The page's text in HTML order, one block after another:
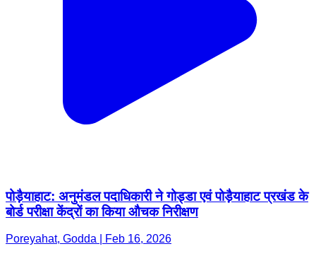
पोड़ैयाहाट: अनुमंडल पदाधिकारी ने गोड्डा एवं पोड़ैयाहाट प्रखंड के
बोर्ड परीक्षा केंद्रों का किया औचक निरीक्षण
Poreyahat, Godda | Feb 16, 2026